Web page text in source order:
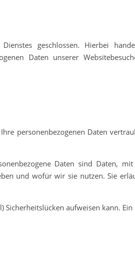
geschlossen. Hierbei
Daten unserer
personenbezogenen Daten
Daten sind Daten,
und wofür wir sie nutzen. Sie
aufweisen kann.